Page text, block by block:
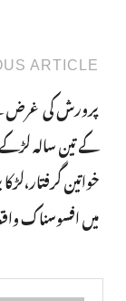
ARTICLE
پرورش کی غرض
کے تین سالہ لڑکے
خواتین
میں افسوسناک